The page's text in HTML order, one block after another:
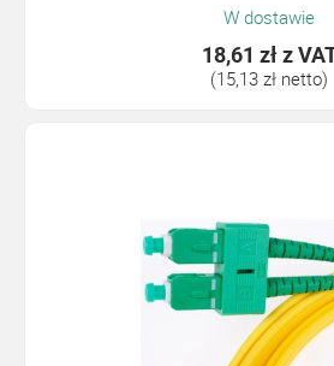
W dostawie
18,61 złz
(15,13 zł netto)